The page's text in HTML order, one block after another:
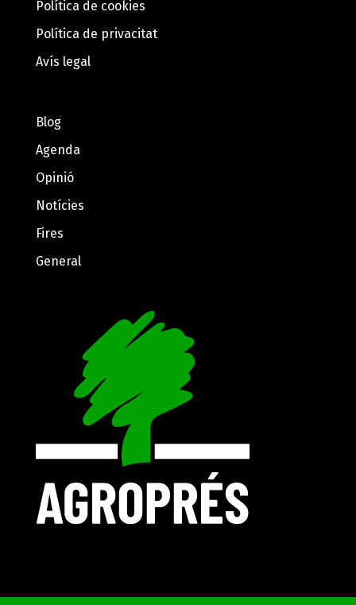
Política de cookies
Política de privacitat
Avís legal
Blog
Agenda
Opinió
Notícies
Fires
General